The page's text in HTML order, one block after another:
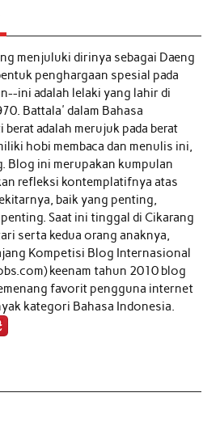
menjuluki dirinya sebagai Daeng
penghargaan spesial pada
ini adalah lelaki yang lahir di
Battala' dalam Bahasa
adalah merujuk pada berat
hobi membaca dan menulis ini,
Blog ini merupakan kumpulan
refleksi kontemplatifnya atas
baik yang penting,
Saat ini tinggal di Cikarang
serta kedua orang anaknya,
Kompetisi Blog Internasional
keenam tahun 2010 blog
favorit pengguna internet
kategori Bahasa Indonesia.